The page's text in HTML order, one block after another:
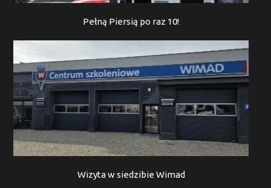
Pełną Piersią po raz 10!
Wizyta w siedzibie Wimad